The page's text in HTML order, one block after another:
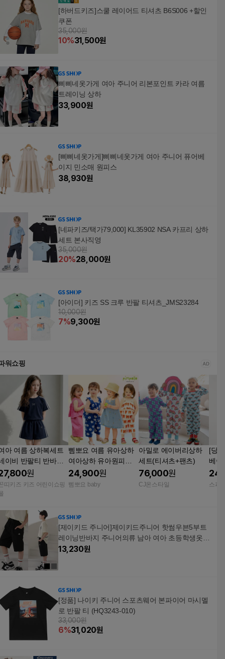
[하버드키즈]스쿨 레이어드 티셔츠 B6S006 +할인
쿠폰
35,000원
10%31,500원
삐삐네옷가게 여아 주니어 리본포인트 카라 여름
트레이닝 상하
33,900원
[삐삐네옷가게]삐삐네옷가게 여아 주니어 퓨어베
이지 민소매 원피스
38,930원
[네파키즈/택가79,000] KL35902 NSA 카프리 상하
세트 본사직영
35,000원
20%28,000원
[아이더] 키즈 SS 크루 반팔 티셔츠_JMS23284
10,000원
7%9,300원
워쇼핑
아 여름 상하복세트
이비 반팔티 반바지
인배색 등원룩 키즈
원
띠키즈 키즈 어린이쇼핑
삠뽀요 여름 유아상하
여아상하 유아원피스
택1
24,900원
삠뽀요 baby
아밀로 에이버리상하
세트(티셔츠+팬츠)
76,000원
CJ온스타일
[당
베이
세트
스파
[제이키드 주니어]제이키드주니어 핫썸우븐5부트
레이닝반바지 주니어의류 남아 여아 초등학생옷
청바지
13,230원
[정품] 나이키 주니어 스포츠웨어 본파이어 마시멜
로 반팔 티 (HQ3243-010)
33,000원
6%31,020원